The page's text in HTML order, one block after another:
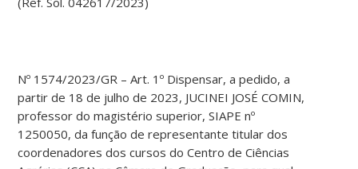
Nº 1574/2023/GR – Art. 1º Dispensar, a pedido, a
partir de 18 de julho de 2023, JUCINEI JOSÉ COMIN,
professor do magistério superior, SIAPE nº
1250050, da função de representante titular dos
coordenadores dos cursos do Centro de Ciências